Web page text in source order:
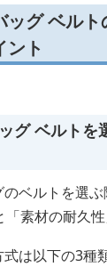
ッグ ベル
ント
グ ベルトを
ベルトを選
素材の耐久性
は以下の3種